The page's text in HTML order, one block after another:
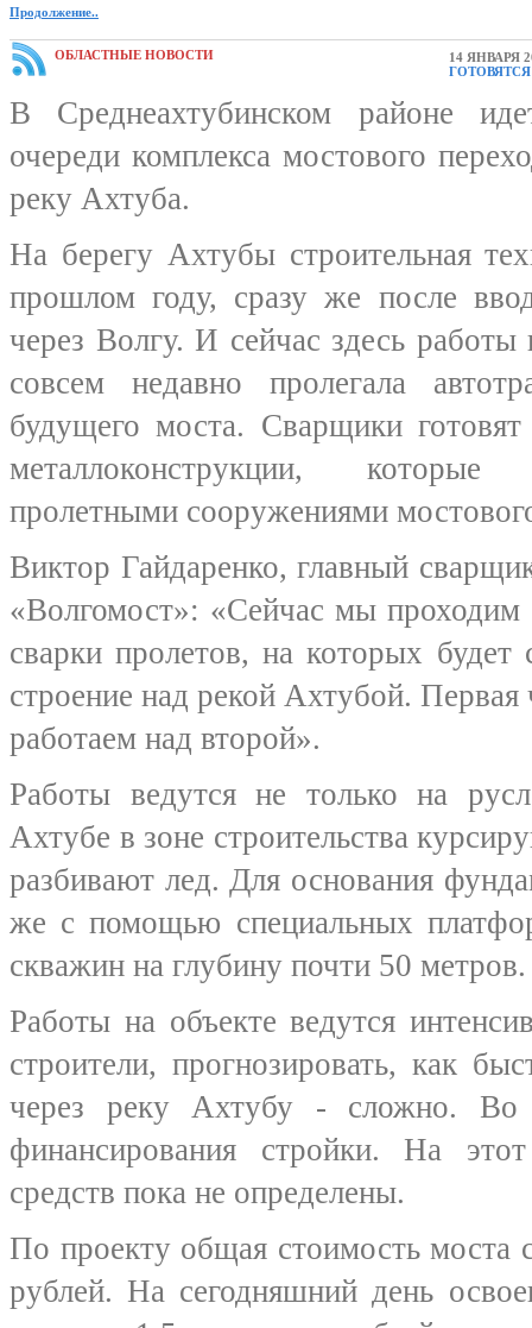
Продолжение..
ОБЛАСТНЫЕ НОВОСТИ
14 ЯНВАРЯ
В Среднеахтубинском районе
очереди комплекса мостового
реку Ахтуба.
На берегу Ахтубы строительная
прошлом году, сразу же после
через Волгу. И сейчас здесь
совсем недавно пролегала
будущего моста. Сварщики
металлоконструкции, которые
пролетными сооружениями
Виктор Гайдаренко, главный
«Волгомост»: «Сейчас мы
сварки пролетов, на которых будет
строение над рекой Ахтубой. Первая
работаем над второй».
Работы ведутся не только на
Ахтубе в зоне строительства
разбивают лед. Для основания
же с помощью специальных
скважин на глубину почти 50 метров.
Работы на объекте ведутся
строители, прогнозировать, как
через реку Ахтубу - сложно. Во
финансирования стройки. На
средств пока не определены.
По проекту общая стоимость моста
рублей. На сегодняшний день